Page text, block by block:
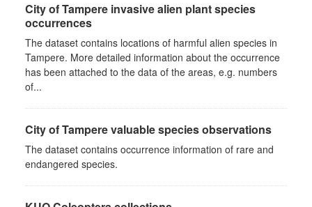
City of Tampere invasive alien plant species
occurrences
The dataset contains locations of harmful alien species in
Tampere. More detailed information about the occurrence
has been attached to the data of the areas, e.g. numbers
of...
City of Tampere valuable species observations
The dataset contains occurrence information of rare and
endangered species.